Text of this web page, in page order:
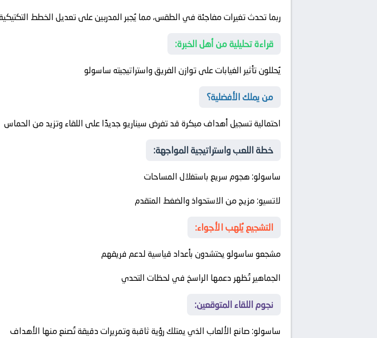
ربما تحدث تغيرات مفاجئة في الطقس، مما يُجبر المدربين على تعديل الخطط التكتيكية
قراءة تحليلية من أهل الخبرة:
يُحللون تأثير الغيابات على توازن الفريق واستراتيجيتهساسولو
من يملك الأفضلية؟
احتمالية تسجيل أهداف مبكرة قد تفرض سيناريو جديدًا على اللقاء وتزيد من الحماس
خطة اللعب واستراتيجية المواجهة:
ساسولو: هجوم سريع باستغلال المساحات
لاتسيو: مزيج من الاستحواذ والضغط المتقدم
التشجيع يُلهب الأجواء:
مشجعو ساسولو يحتشدون بأعداد قياسية لدعم فريقهم
الجماهير تُظهر دعمها الراسخ في لحظات التحدي
نجوم اللقاء المتوقعين:
ساسولو:صانع الألعاب الذي يمتلك رؤية ثاقبة وتمريرات دقيقة تُصنع منها الأهداف